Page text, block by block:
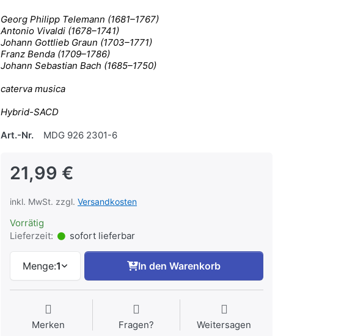
Georg Philipp Telemann (1681–1767)
Antonio Vivaldi (1678–1741)
Johann Gottlieb Graun (1703–1771)
Franz Benda (1709–1786)
Johann Sebastian Bach (1685–1750)
caterva musica
Hybrid-SACD
Art.-Nr.
MDG 926 2301-6
21,99 €
inkl. MwSt. zzgl. Versandkosten
Vorrätig
Lieferzeit:
sofort lieferbar
Menge:1 In den Warenkorb
Merken Fragen? Weitersagen